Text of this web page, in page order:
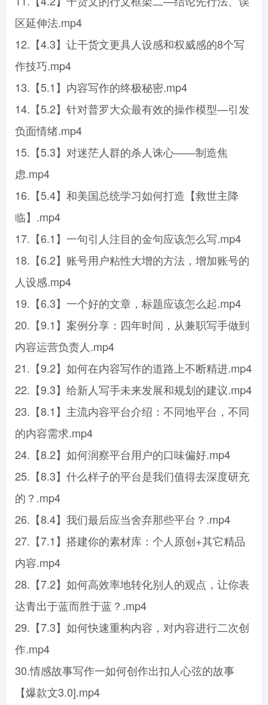
区延伸法.mp4
12.【4.3】让干货文更具人设感和权威感的8个写
作技巧.mp4
13.【5.1】内容写作的终极秘密.mp4
14.【5.2】针对普罗大众最有效的操作模型—引发
负面情绪.mp4
15.【5.3】对迷茫人群的杀人诛心——制造焦
虑.mp4
16.【5.4】和美国总统学习如何打造【救世主降
临】.mp4
17.【6.1】一句引人注目的金句应该怎么写.mp4
18.【6.2】账号用户粘性大增的方法，增加账号的
人设感.mp4
19.【6.3】一个好的文章，标题应该怎么起.mp4
20.【9.1】案例分享：四年时间，从兼职写手做到
内容运营负责人.mp4
21.【9.2】如何在内容写作的道路上不断精进.mp4
22.【9.3】给新人写手未来发展和规划的建议.mp4
23.【8.1】主流内容平台介绍：不同地平台，不同
的内容需求.mp4
24.【8.2】如何润察平台用户的口味偏好.mp4
25.【8.3】什么样子的平台是我们值得去深度研充
的？.mp4
26.【8.4】我们最后应当舍弃那些平台？.mp4
27.【7.1】搭建你的素材库：个人原创+其它精品
内容.mp4
28.【7.2】如何高效率地转化别人的观点，让你表
达青出于蓝而胜于蓝？.mp4
29.【7.3】如何快速重构内容，对内容进行二次创
作.mp4
30.情感故事写作一如何创作出扣人心弦的故事
【爆款文3.0].mp4